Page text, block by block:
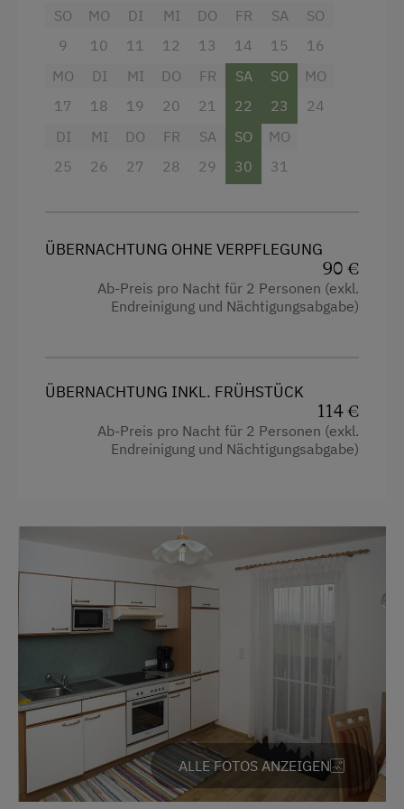
Spielzimmer
Waldspielplatz
Geschirr vorhanden
Geschirrspüler
Terrasse
Trockenraum
Waschmaschine
Verpflegung
Frühstück vom Buffett
Regionale Spezialitäten
eigene Trinkwasserquelle
Übernachtung mit Frühstück
Service
Transfer Bahnhof
Willkommensgetränk
Backofen
Balkon/Terrasse
Dusche
Handtücher
Kaffeemaschine
Reinigungsausstattung in der Wohnung
Küche
Neubau
Heizung
Toilette
Geschirrspüler
Haustiere erlaubt
Doppelbett
SO
9
MO
10
DI
11
MI
12
DO
13
FR
14
SA
15
SO
16
MO
17
DI
18
MI
19
DO
20
FR
21
SA
22
SO
23
MO
24
DI
25
MI
26
DO
27
FR
28
SA
29
SO
30
MO
31
ÜBERNACHTUNG OHNE VERPFLEGUNG
90 €
Ab-Preis pro Nacht für 2 Personen (exkl.
Endreinigung und Nächtigungsabgabe)
ÜBERNACHTUNG INKL. FRÜHSTÜCK
114 €
Ab-Preis pro Nacht für 2 Personen (exkl.
Endreinigung und Nächtigungsabgabe)
ALLE FOTOS ANZEIGEN